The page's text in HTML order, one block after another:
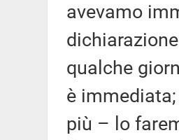
avevamo
qualche
è
più – lo